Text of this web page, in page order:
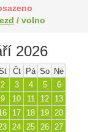
/ volno
2026
Čt Pá So Ne
2 3 4 5
6
9 10 11 12
13
17 18 19
20
24 25 26
27